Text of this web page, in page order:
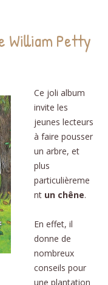
William Petty
Ce joli album
invite les
jeunes lecteurs
à faire pousser
un arbre, et
plus
particulièreme
nt un chêne.
En effet, il
donne de
nombreux
conseils pour
une plantation